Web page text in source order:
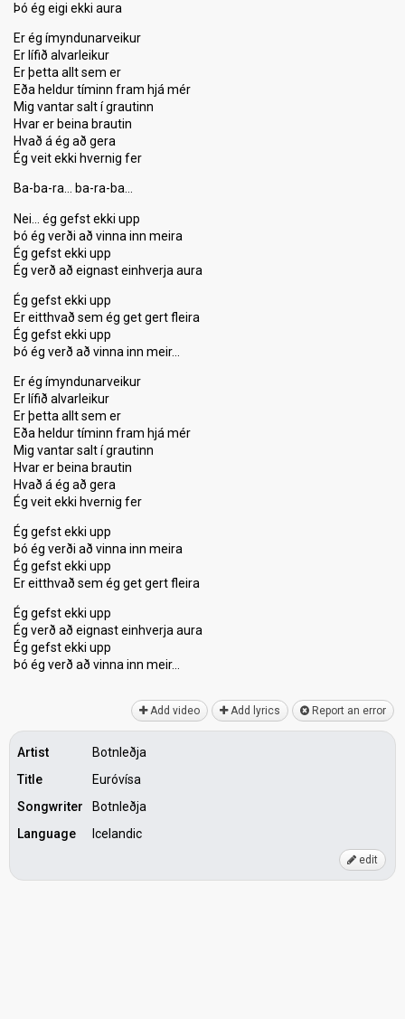
Þó ég eigi ekki aura
Er ég ímyndunarveikur
Er lífið alvarleikur
Er þetta allt sem er
Eða heldur tíminn fram hjá mér
Mig vantar salt í grautinn
Hvar er beina brautin
Hvað á ég að gera
Ég veit ekki hvernig fer
Ba-ba-ra… ba-ra-ba…
Nei… ég gefst ekki upp
Þó ég verði að vinna inn meira
Ég gefst ekki upp
Ég verð að eignast einhverja aura
Ég gefst ekki upp
Er eitthvað sem ég get gert fleira
Ég gefst ekki upp
Þó ég verð að vinna inn meir…
Er ég ímyndunarveikur
Er lífið alvarleikur
Er þetta allt sem er
Eða heldur tíminn fram hjá mér
Mig vantar salt í grautinn
Hvar er beina brautin
Hvað á ég að gera
Ég veit ekki hvernig fer
Ég gefst ekki upp
Þó ég verði að vinna inn meira
Ég gefst ekki upp
Er eitthvað sem ég get gert fleira
Ég gefst ekki upp
Ég verð að eignast einhverja aura
Ég gefѕt ekki upp
Þó ég verð að vinnа inn meir…
Add video Add lyrics Report an error
Artist
Botnleðja
Title
Euróvísa
Songwriter
Botnleðja
Language
Icelandic
edit